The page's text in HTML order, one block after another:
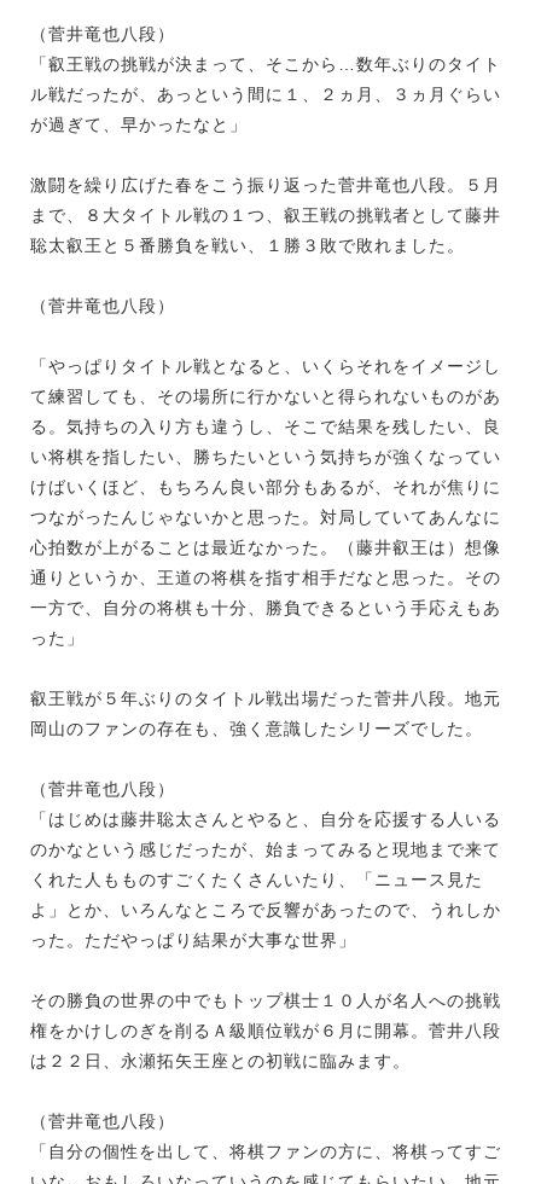
（菅井竜也八段）
「叡王戦の挑戦が決まって、そこから…数年ぶりのタイト
ル戦だったが、あっという間に１、２ヵ月、３ヵ月ぐらい
が過ぎて、早かったなと」
激闘を繰り広げた春をこう振り返った菅井竜也八段。５月
まで、８大タイトル戦の１つ、叡王戦の挑戦者として藤井
聡太叡王と５番勝負を戦い、１勝３敗で敗れました。
（菅井竜也八段）
「やっぱりタイトル戦となると、いくらそれをイメージし
て練習しても、その場所に行かないと得られないものがあ
る。気持ちの入り方も違うし、そこで結果を残したい、良
い将棋を指したい、勝ちたいという気持ちが強くなってい
けばいくほど、もちろん良い部分もあるが、それが焦りに
つながったんじゃないかと思った。対局していてあんなに
心拍数が上がることは最近なかった。（藤井叡王は）想像
通りというか、王道の将棋を指す相手だなと思った。その
一方で、自分の将棋も十分、勝負できるという手応えもあ
った」
叡王戦が５年ぶりのタイトル戦出場だった菅井八段。地元
岡山のファンの存在も、強く意識したシリーズでした。
（菅井竜也八段）
「はじめは藤井聡太さんとやると、自分を応援する人いる
のかなという感じだったが、始まってみると現地まで来て
くれた人もものすごくたくさんいたり、「ニュース見た
よ」とか、いろんなところで反響があったので、うれしか
った。ただやっぱり結果が大事な世界」
その勝負の世界の中でもトップ棋士１０人が名人への挑戦
権をかけしのぎを削るＡ級順位戦が６月に開幕。菅井八段
は２２日、永瀬拓矢王座との初戦に臨みます。
（菅井竜也八段）
「自分の個性を出して、将棋ファンの方に、将棋ってすご